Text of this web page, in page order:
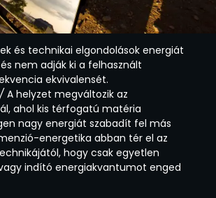
és technikai elgondolások energiát
nem adják ki a felhasznált
ekvivalensét.
A helyzet megváltozik az
ahol kis térfogatú matéria
nagy energiát szabadít fel más
energetika abban tér el az
hogy csak egyetlen
indító energiakvantumot enged